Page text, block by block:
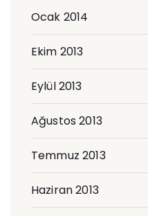
Ocak 2014
Ekim 2013
Eylül 2013
Ağustos 2013
Temmuz 2013
Haziran 2013